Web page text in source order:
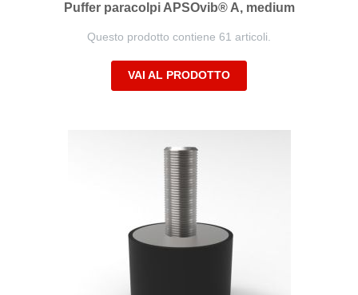
Puffer paracolpi APSOvib® A, medium
Questo prodotto contiene 61 articoli.
VAI AL PRODOTTO